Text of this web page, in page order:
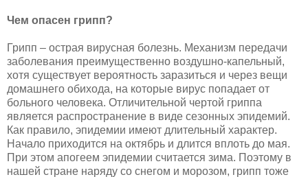
Чем опасен грипп?
Грипп – острая вирусная болезнь. Механизм передачи
заболевания преимущественно воздушно-капельный,
хотя существует вероятность заразиться и через вещи
домашнего обихода, на которые вирус попадает от
больного человека. Отличительной чертой гриппа
является распространение в виде сезонных эпидемий.
Как правило, эпидемии имеют длительный характер.
Начало приходится на октябрь и длится вплоть до мая.
При этом апогеем эпидемии считается зима. Поэтому в
нашей стране наряду со снегом и морозом, грипп тоже